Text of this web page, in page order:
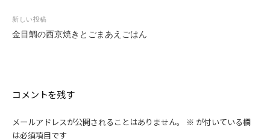
ビ
ゲ
ン
新しい投稿
金目鯛の西京焼きとごまあえごはん
コメントを残す
メールアドレスが公開されることはありません。 ※ が付いている欄
は必須項目です